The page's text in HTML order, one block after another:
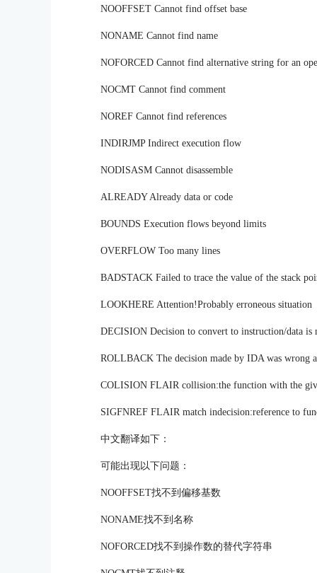
NOOFFSET Cannot find offset base
NONAME Cannot find name
NOFORCED Cannot find alternative string for an
NOCMT Cannot find comment
NOREF Cannot find references
INDIRJMP Indirect execution flow
NODISASM Cannot disassemble
ALREADY Already data or code
BOUNDS Execution flows beyond limits
OVERFLOW Too many lines
BADSTACK Failed to trace the value of the stack
LOOKHERE Attention!Probably erroneous situation
DECISION Decision to convert to instruction/data is
ROLLBACK The decision made by IDA was wrong
COLISION FLAIR collision:the function with the
SIGFNREF FLAIR match indecision:reference to
中文翻译如下：
可能出现以下问题：
NOOFFSET找不到偏移基数
NONAME找不到名称
NOFORCED找不到操作数的替代字符串